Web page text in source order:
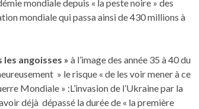
mondiale depuis « la peste noire » des
mondiale qui passa ainsi de 430 millions à
angoisses » à l’image des année 35 à 40 du
» le risque « de les voir mener à ce
Mondiale » :L’invasion de l’Ukraine par la
déjà dépassé la durée de « la première